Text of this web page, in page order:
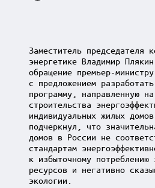
Заместитель председателя
энергетике Владимир
обращение премьер-
с предложением
программу, направленную
строительства
индивидуальных жилых
подчеркнул, что
домов в России не
стандартам
к избыточному потреблению
ресурсов и негативно
экологии.